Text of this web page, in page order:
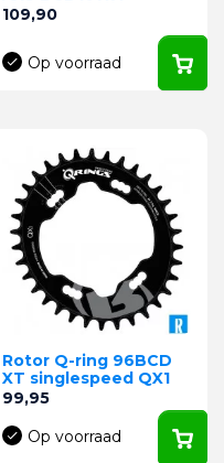
Prijs
109,90
Op voorraad
Rotor Q-ring 96BCD
XT singlespeed QX1
Prijs
99,95
Op voorraad